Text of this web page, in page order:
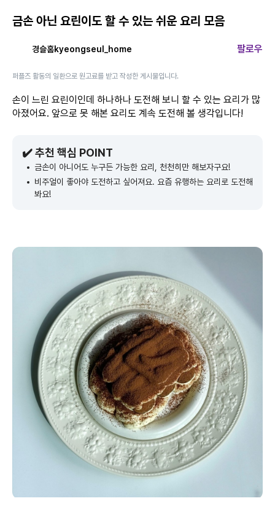
금손 아닌 요린이도 할 수 있는 쉬운 요리 모음
경슬홈kyeongseul_home 팔로우
퍼플즈 활동의 일환으로 원고료를 받고 작성한 게시물입니다.
손이 느린 요린이인데 하나하나 도전해 보니 할 수 있는 요리가 많
아졌어요. 앞으로 못 해본 요리도 계속 도전해 볼 생각입니다!
✔️ 추천 핵심 POINT
금손이 아니어도 누구든 가능한 요리, 천천히만 해보자구요!
비주얼이 좋아야 도전하고 싶어져요. 요즘 유행하는 요리로 도전해
봐요!